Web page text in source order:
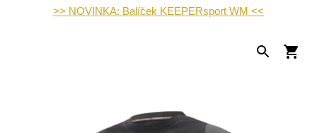
>> NOVINKA: Balíček KEEPERsport WM <<